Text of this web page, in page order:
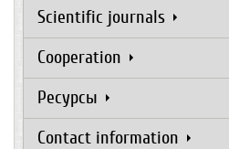
Scientific journals
Cooperation
Ресурсы
Contact information